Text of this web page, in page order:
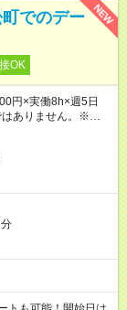
NEW
町でのデー
OK
円×実働8h×週5日
ありません。※給与